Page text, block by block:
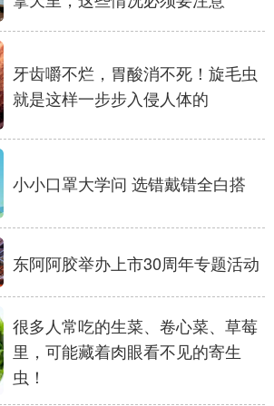
安徽 福建 江西
贵州 云南 西藏
甘肃 青海 宁夏
内蒙古 黑龙江
Español
牙齿嚼不烂，胃酸消不死！旋毛虫
就是这样一步步入侵人体的
小小口罩大学问 选错戴错全白搭
东阿阿胶举办上市30周年专题活动
很多人常吃的生菜、卷心菜、草莓
里，可能藏着肉眼看不见的寄生
虫！